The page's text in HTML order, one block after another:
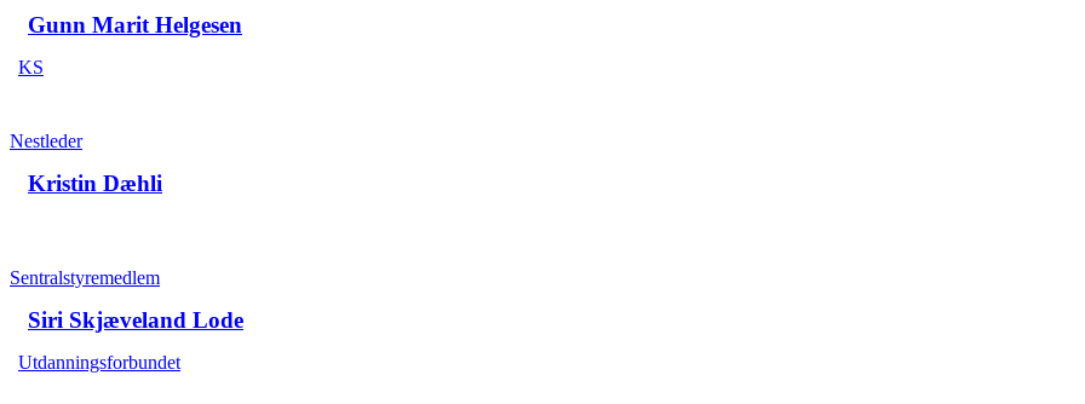
Gunn Marit Helgesen
KS
Nestleder
Kristin Dæhli
Sentralstyremedlem
Siri Skjæveland Lode
Utdanningsforbundet